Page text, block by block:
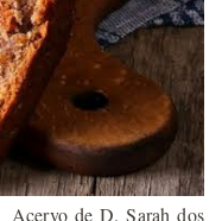
de D. Sarah dos